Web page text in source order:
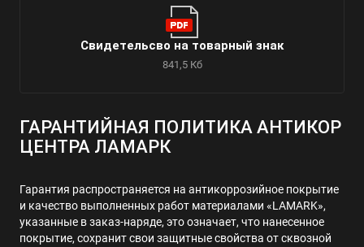
Свидетельсво на товарный знак
841,5 Кб
ГАРАНТИЙНАЯ ПОЛИТИКА АНТИКОР
ЦЕНТРА ЛАМАРК
Гарантия распространяется на антикоррозийное покрытие
и качество выполненных работ материалами «LAMARK»,
указанные в заказ-наряде, это означает, что нанесенное
покрытие, сохранит свои защитные свойства от сквозной